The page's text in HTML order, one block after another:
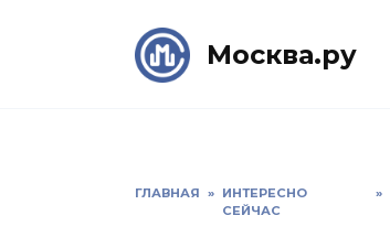
Москва.ру
ГЛАВНАЯ » ИНТЕРЕСНО
СЕЙЧАС
»